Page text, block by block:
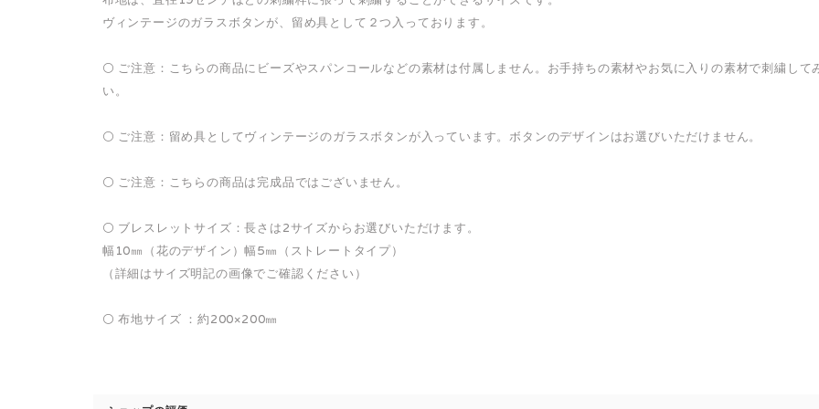
ヴィンテージのガラスボタンが、留め具として２つ入っております。
⚪️ ご注意：こちらの商品にビーズやスパンコールなどの素材は付属しません。お手持ちの素材やお気に入りの素材で刺繍して
い。
⚪️ ご注意：留め具としてヴィンテージのガラスボタンが入っています。ボタンのデザインはお選びいただけません。
⚪️ ご注意：こちらの商品は完成品ではございません。
⚪️ ブレスレットサイズ：長さは2サイズからお選びいただけます。
幅10㎜（花のデザイン）幅5㎜（ストレートタイプ）
（詳細はサイズ明記の画像でご確認ください）
⚪️ 布地サイズ ：約200×200㎜